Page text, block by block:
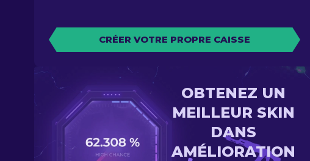
CRÉER VOTRE PROPRE CAISSE
OBTENEZ UN
MEILLEUR SKIN
DANS
AMÉLIORATION